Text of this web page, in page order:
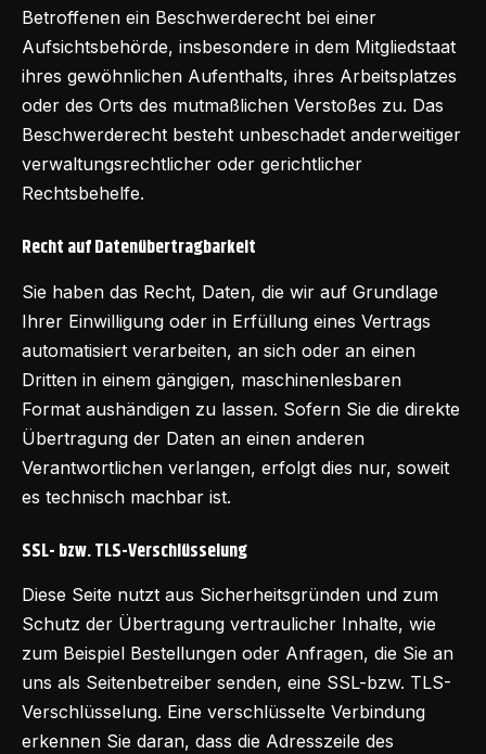
Betroffenen ein Beschwerderecht bei einer
Aufsichtsbehörde, insbesondere in dem Mitgliedstaat
ihres gewöhnlichen Aufenthalts, ihres Arbeitsplatzes
oder des Orts des mutmaßlichen Verstoßes zu. Das
Beschwerderecht besteht unbeschadet anderweitiger
verwaltungsrechtlicher oder gerichtlicher
Rechtsbehelfe.
Recht auf Datenübertragbarkeit
Sie haben das Recht, Daten, die wir auf Grundlage
Ihrer Einwilligung oder in Erfüllung eines Vertrags
automatisiert verarbeiten, an sich oder an einen
Dritten in einem gängigen, maschinenlesbaren
Format aushändigen zu lassen. Sofern Sie die direkte
Übertragung der Daten an einen anderen
Verantwortlichen verlangen, erfolgt dies nur, soweit
es technisch machbar ist.
SSL- bzw. TLS-Verschlüsselung
Diese Seite nutzt aus Sicherheitsgründen und zum
Schutz der Übertragung vertraulicher Inhalte, wie
zum Beispiel Bestellungen oder Anfragen, die Sie an
uns als Seitenbetreiber senden, eine SSL-bzw. TLS-
Verschlüsselung. Eine verschlüsselte Verbindung
erkennen Sie daran, dass die Adresszeile des